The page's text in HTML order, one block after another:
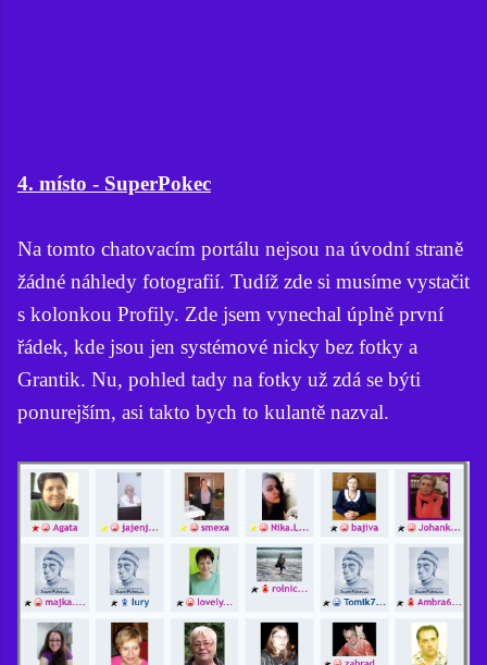
4. místo - SuperPokec
Na tomto chatovacím portálu nejsou na úvodní straně
žádné náhledy fotografií. Tudíž zde si musíme vystačit
s kolonkou Profily. Zde jsem vynechal úplně první
řádek, kde jsou jen systémové nicky bez fotky a
Grantik. Nu, pohled tady na fotky už zdá se býti
ponurejším, asi takto bych to kulantě nazval.